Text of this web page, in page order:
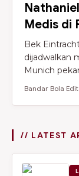
Medis di
Bek
dijadwalkan
Munich
Bandar Bola
// LATEST